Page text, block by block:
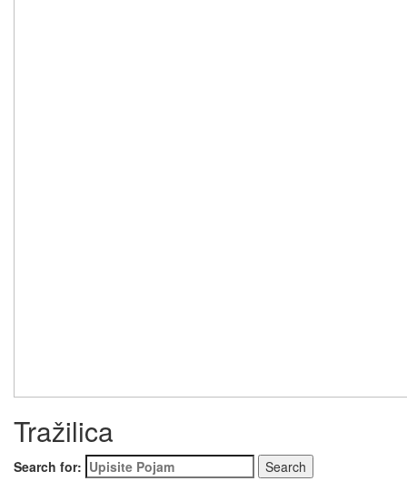
Tražilica
Search for: